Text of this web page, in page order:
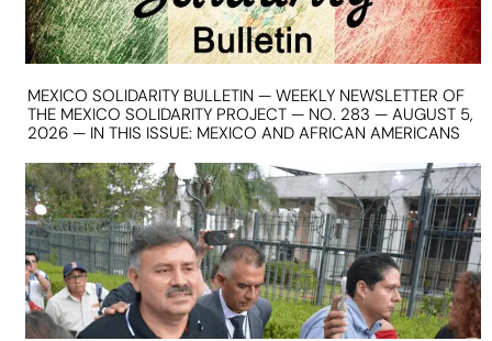
MEXICO SOLIDARITY BULLETIN — WEEKLY NEWSLETTER OF
THE MEXICO SOLIDARITY PROJECT — NO. 283 — AUGUST 5,
2026 — IN THIS ISSUE: MEXICO AND AFRICAN AMERICANS